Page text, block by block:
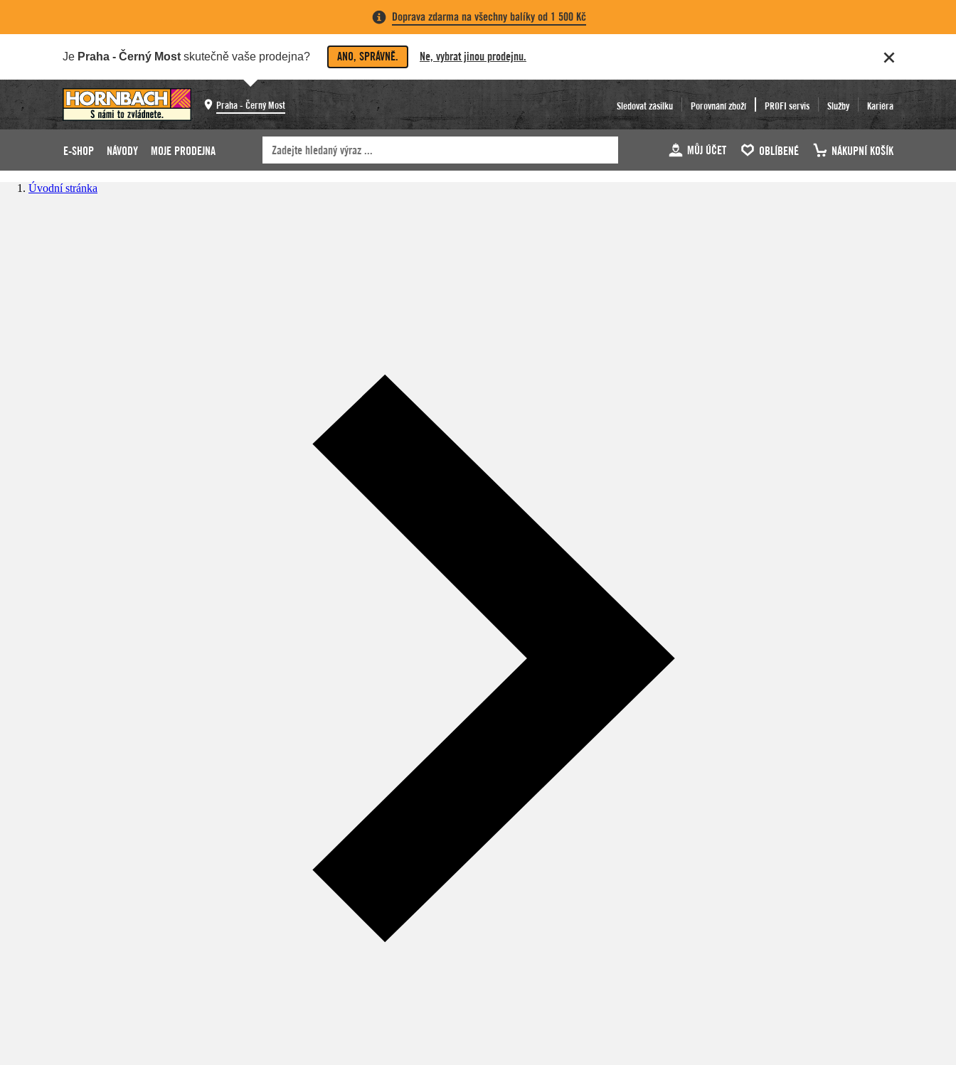
Doprava zdarma na všechny balíky od 1 500 Kč
Je Praha - Černý Most skutečně vaše prodejna? ANO, SPRÁVNĚ. Ne, vybrat jinou prodejnu.
Praha - Černý Most Sledovat zásilku Porovnání zboží PROFI servis Služby Kariéra
E-SHOP NÁVODY MOJE PRODEJNA MŮJ ÚČET OBLÍBENÉ NÁKUPNÍ KOŠÍK
Úvodní stránka